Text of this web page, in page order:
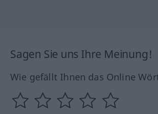
Sagen Sie uns Ihre Meinung!
Wie gefällt Ihnen das Online